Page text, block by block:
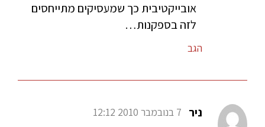
אובייקטיבית כך שמעסיקים מתייחסים
לזה בספקנות…
הגב
ניר 7 בנובמבר 2010 12:12